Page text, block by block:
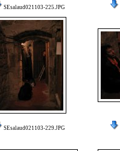
SEsalaud021103-225.JPG
SEsalaud021103-229.JPG